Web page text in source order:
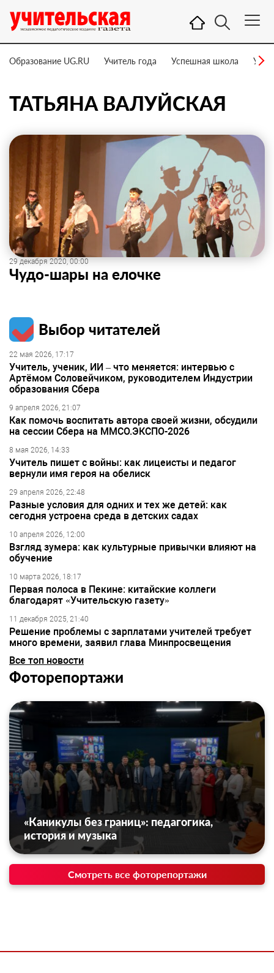
Образование UG.RU Учитель года Успешная школа
ТАТЬЯНА ВАЛУЙСКАЯ
29 декабря 2020, 00:00
Чудо-шары на елочке
Выбор читателей
22 мая 2026, 17:17
Учитель, ученик, ИИ – что меняется: интервью с
Артёмом Соловейчиком, руководителем Индустрии
образования Сбера
9 апреля 2026, 21:07
Как помочь воспитать автора своей жизни, обсудили
на сессии Сбера на ММСО.ЭКСПО-2026
8 мая 2026, 14:33
Учитель пишет с войны: как лицеисты и педагог
вернули имя героя на обелиск
29 апреля 2026, 22:48
Разные условия для одних и тех же детей: как
сегодня устроена среда в детских садах
10 апреля 2026, 12:00
Взгляд зумера: как культурные привычки влияют на
обучение
10 марта 2026, 18:17
Первая полоса в Пекине: китайские коллеги
благодарят «Учительскую газету»
11 декабря 2025, 21:40
Решение проблемы с зарплатами учителей требует
много времени, заявил глава Минпросвещения
Все топ новости
Фоторепортажи
«Каникулы без границ»: педагогика,
история и музыка
Смотреть все фоторепортажи